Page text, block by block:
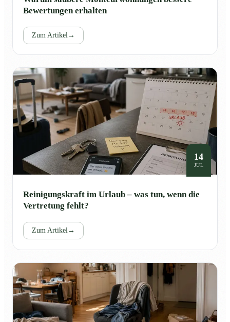
Bewertungen erhalten
Zum Artikel →
14
JUL
Reinigungskraft im Urlaub – was tun, wenn die
Vertretung fehlt?
Zum Artikel →